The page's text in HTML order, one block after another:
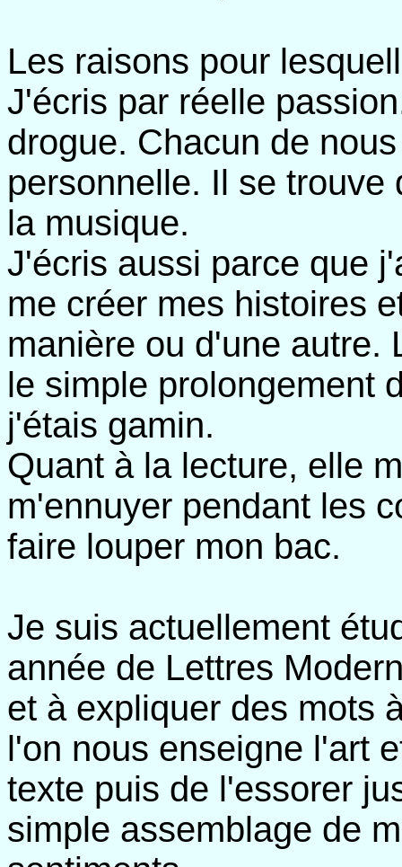
Les raisons pour
J'écris par réelle
drogue. Chacun de
personnelle. Il se
la musique.
J'écris aussi parce que
me créer mes histoires
manière ou d'une autre.
le simple prolongement
j'étais gamin.
Quant à la lecture, elle
m'ennuyer pendant les
faire louper mon bac.
Je suis actuellement
année de Lettres
et à expliquer des mots
l'on nous enseigne l'art
texte puis de l'essorer
simple assemblage de